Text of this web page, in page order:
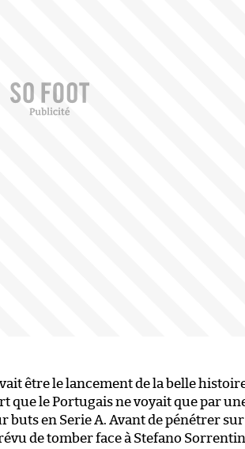
être le lancement de la belle
que le Portugais ne voyait que par
en Serie A. Avant de pénétrer sur
de tomber face à Stefano